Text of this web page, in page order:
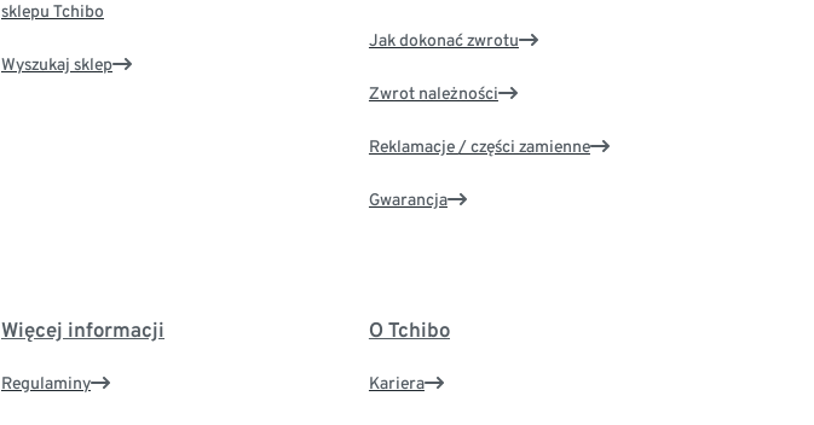
sklepu Tchibo
Wyszukaj sklep
Jak dokonać zwrotu
Zwrot należności
Reklamacje / części zamienne
Gwarancja
Więcej informacji
Regulaminy
O Tchibo
Kariera